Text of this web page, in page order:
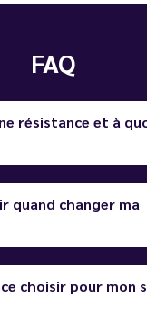
FAQ
résistance et à
quand changer ma
choisir pour mon